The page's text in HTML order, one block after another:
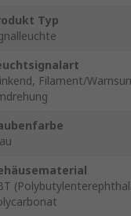
Typ
Filament/